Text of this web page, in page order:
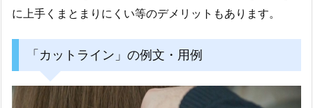
に上手くまとまりにくい等のデメリットもあります。
「カットライン」の例文・用例